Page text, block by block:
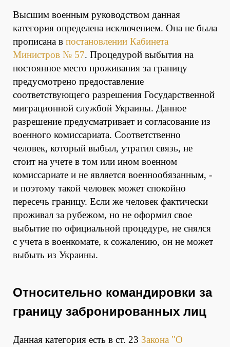
Высшим военным руководством данная
категория определена исключением. Она не была
прописана в постановлении Кабинета
Министров № 57. Процедурой выбытия на
постоянное место проживания за границу
предусмотрено предоставление
соответствующего разрешения Государственной
миграционной службой Украины. Данное
разрешение предусматривает и согласование из
военного комиссариата. Соответственно
человек, который выбыл, утратил связь, не
стоит на учете в том или ином военном
комиссариате и не является военнообязанным, -
и поэтому такой человек может спокойно
пересечь границу. Если же человек фактически
проживал за рубежом, но не оформил свое
выбытие по официальной процедуре, не снялся
с учета в военкомате, к сожалению, он не может
выбыть из Украины.
Относительно командировки за
границу забронированных лиц
Данная категория есть в ст. 23 Закона "О